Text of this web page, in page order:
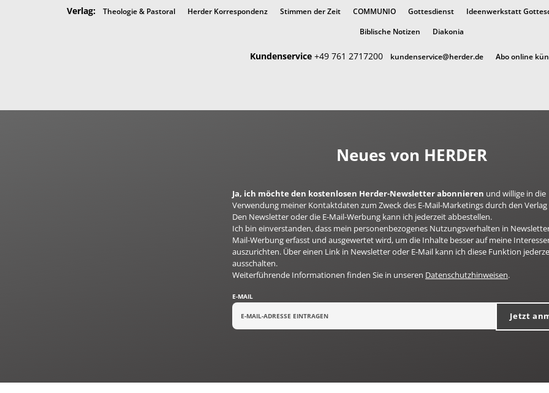
Verlag: Theologie & Pastoral Herder Korrespondenz Stimmen der Zeit COMMUNIO Gottesdienst Ideenwerkstatt
Biblische Notizen Diakonia
Kundenservice +49 761 2717200 kundenservice@herder.de Abo online
Neues von HERDER
Ja, ich möchte den kostenlosen Herder-Newsletter abonnieren und willige in die
Verwendung meiner Kontaktdaten zum Zweck des E-Mail-Marketings durch den
Den Newsletter oder die E-Mail-Werbung kann ich jederzeit abbestellen.
Ich bin einverstanden, dass mein personenbezogenes Nutzungsverhalten in
Mail-Werbung erfasst und ausgewertet wird, um die Inhalte besser auf meine
auszurichten. Über einen Link in Newsletter oder E-Mail kann ich diese Funktion
ausschalten.
Weiterführende Informationen finden Sie in unseren Datenschutzhinweisen.
E-MAIL
Jetzt